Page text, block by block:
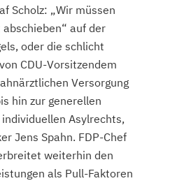
Scholz: „Wir müssen
auf der
oder die schlicht
CDU-Vorsitzendem
Versorgung
hin zur generellen
Asylrechts,
Jens Spahn. FDP-Chef
weiterhin den
als Pull-Faktoren